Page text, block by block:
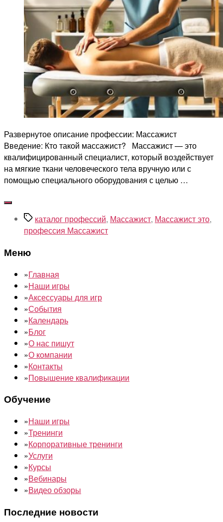
Развернутое описание профессии: Массажист
Введение: Кто такой массажист? Массажист — это
квалифицированный специалист, который воздействует
на мягкие ткани человеческого тела вручную или с
помощью специального оборудования с целью …
Меткикаталог профессий, Массажист, Массажист это,
профессия Массажист
Меню
»Главная
»Наши игры
»Аксессуары для игр
»События
»Календарь
»Блог
»О нас пишут
»О компании
»Контакты
»Повышение квалификации
Обучение
»Наши игры
»Тренинги
»Корпоративные тренинги
»Услуги
»Курсы
»Вебинары
»Видео обзоры
Последние новости